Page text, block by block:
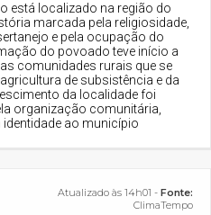
está localizado na região do
marcada pela religiosidade,
e pela ocupação do
do povoado teve início a
comunidades rurais que se
de subsistência e da
da localidade foi
organização comunitária,
ao município
Atualizado às 14h01 - Fonte:
ClimaTempo